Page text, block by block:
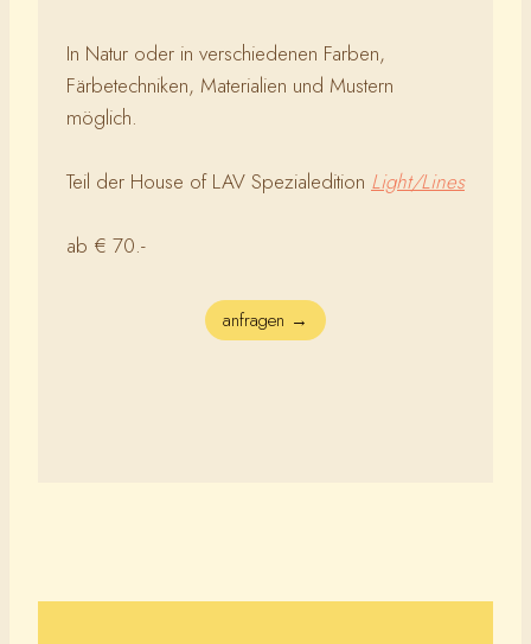
In Natur oder in verschiedenen Farben,
Färbetechniken, Materialien und Mustern
möglich.
Teil der House of LAV Spezialedition Light/Lines
ab € 70.-
anfragen →